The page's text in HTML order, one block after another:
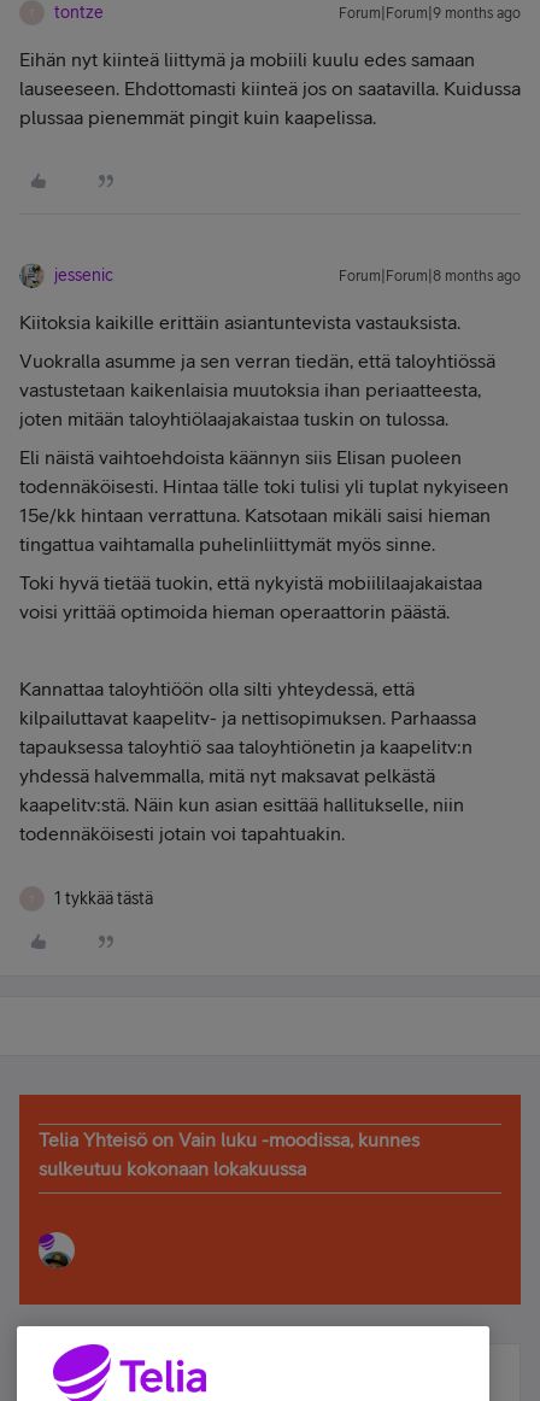
tontze Forum|Forum|9 months ago
Eihän nyt kiinteä liittymä ja mobiili kuulu edes samaan
lauseeseen. Ehdottomasti kiinteä jos on saatavilla. Kuidussa
plussaa pienemmät pingit kuin kaapelissa.
jessenic Forum|Forum|8 months ago
Kiitoksia kaikille erittäin asiantuntevista vastauksista.
Vuokralla asumme ja sen verran tiedän, että taloyhtiössä
vastustetaan kaikenlaisia muutoksia ihan periaatteesta,
joten mitään taloyhtiölaajakaistaa tuskin on tulossa.
Eli näistä vaihtoehdoista käännyn siis Elisan puoleen
todennäköisesti. Hintaa tälle toki tulisi yli tuplat nykyiseen
15e/kk hintaan verrattuna. Katsotaan mikäli saisi hieman
tingattua vaihtamalla puhelinliittymät myös sinne.
Toki hyvä tietää tuokin, että nykyistä mobiililaajakaistaa
voisi yrittää optimoida hieman operaattorin päästä.
Kannattaa taloyhtiöön olla silti yhteydessä, että
kilpailuttavat kaapelitv- ja nettisopimuksen. Parhaassa
tapauksessa taloyhtiö saa taloyhtiönetin ja kaapelitv:n
yhdessä halvemmalla, mitä nyt maksavat pelkästä
kaapelitv:stä. Näin kun asian esittää hallitukselle, niin
todennäköisesti jotain voi tapahtuakin.
1 tykkää tästä
Telia Yhteisö on Vain luku -moodissa, kunnes
sulkeutuu kokonaan lokakuussa
Älä jää paitsi – osallistu ja voita!